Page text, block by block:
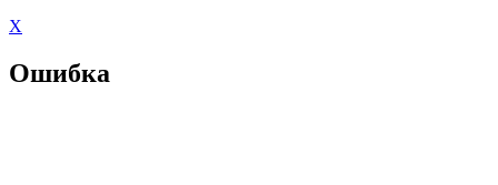
X
Ошибка